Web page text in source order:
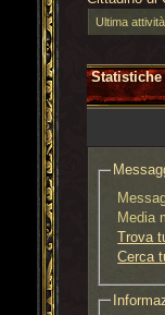
Ultima
Statistiche
Media
Trova
Cerca